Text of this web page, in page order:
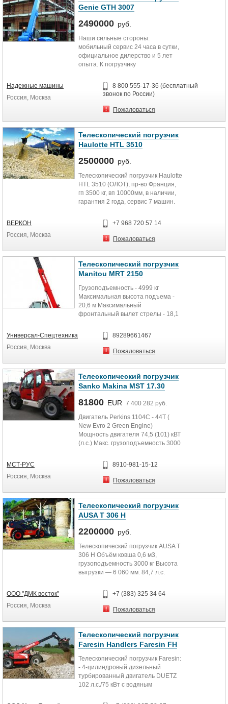
Genie GTH 3007
2490000 руб.
Наши сильные стороны:
мобильный сервис 24 часа в сутки,
официальное дилерство и 5 лет
опыта. К погрузчику
различного...
Надежные машины
Россия, Москва
8 800 555-17-36 (бесплатный
звонок по России)
Пожаловаться
Телескопический погрузчик
Haulotte HTL 3510
2500000 руб.
Телескопический погрузчик Haulotte
HTL 3510 (ОЛОТ), пр-во Франция,
гп 3500 кг, вп 10000мм, в наличии,
гарантия 2 года, сервис 7 машин.
ВЕРКОН
Россия, Москва
+7 968 720 57 14
Пожаловаться
Телескопический погрузчик
Manitou MRT 2150
Грузоподъемность - 4999 кг
Максимальная высота подъема -
20,6 м Максимальный
фронтальный вылет стрелы - 18,1
фронтальном...
Универсал-Спецтехника
Россия, Москва
89289661467
Пожаловаться
Телескопический погрузчик
Sanko Makina MST 17.30
81800 EUR 7 400 282 руб.
Двигатель Perkins 1104С - 44Т (
New Evro 2 Green Engine)
Мощность двигателя 74,5 (101) кВТ
(л.с.) Макс. грузоподъемность 3000
МСТ-РУС
Россия, Москва
8910-981-15-12
Пожаловаться
Телескопический погрузчик
AUSA T 306 H
2200000 руб.
Телескопический погрузчик AUSA T
306 H Объём ковша 0,6 м3,
грузоподъемность 3000 кг Высота
выгрузки — 6 060 мм. 84,7 л.с.
ООО "ДМК восток"
Россия, Москва
+7 (383) 325 34 64
Пожаловаться
Телескопический погрузчик
Faresin Handlers Faresin FH
Телескопический погрузчик Faresin:
- 4-цилиндровый дизельный
турбированный двигатель DUETZ
102 л.с./75 кВт с водяным